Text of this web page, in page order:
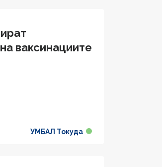
ваксинациите
УМБАЛ Токуда